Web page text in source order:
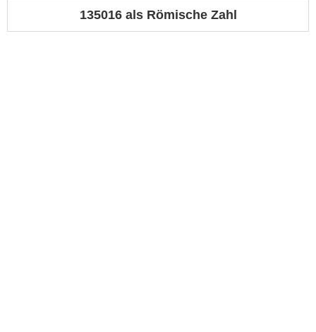
135016 als Römische Zahl